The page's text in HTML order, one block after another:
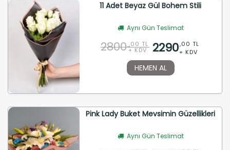
11 Adet Beyaz Gül Bohem Stili
Aynı Gün Teslimat
2800 ,00 TL
+ KDV 2290,00 TL
+ KDV
HEMEN AL
Pink Lady Buket Mevsimin Güzellikleri
Aynı Gün Teslimat